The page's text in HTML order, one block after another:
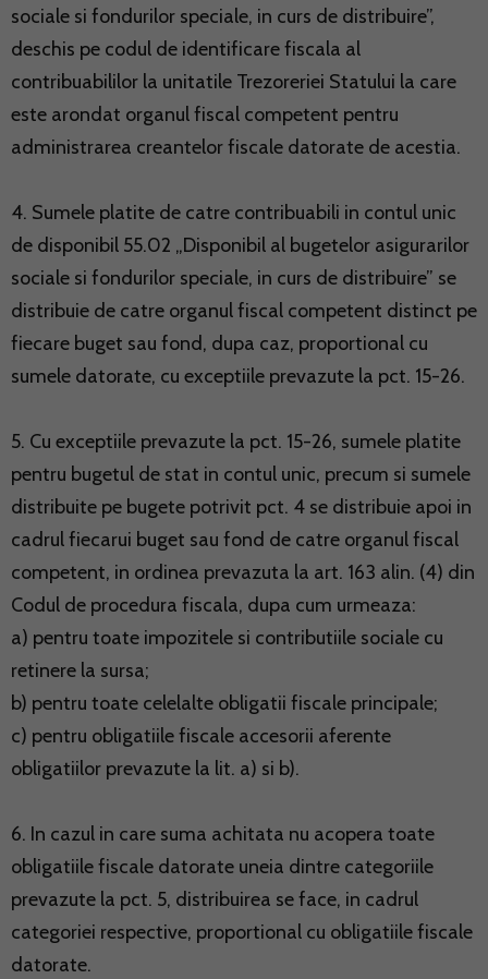
sociale si fondurilor speciale, in curs de distribuire”,
deschis pe codul de identificare fiscala al
contribuabililor la unitatile Trezoreriei Statului la care
este arondat organul fiscal competent pentru
administrarea creantelor fiscale datorate de acestia.
4. Sumele platite de catre contribuabili in contul unic
de disponibil 55.02 „Disponibil al bugetelor asigurarilor
sociale si fondurilor speciale, in curs de distribuire” se
distribuie de catre organul fiscal competent distinct pe
fiecare buget sau fond, dupa caz, proportional cu
sumele datorate, cu exceptiile prevazute la pct. 15-26.
5. Cu exceptiile prevazute la pct. 15-26, sumele platite
pentru bugetul de stat in contul unic, precum si sumele
distribuite pe bugete potrivit pct. 4 se distribuie apoi in
cadrul fiecarui buget sau fond de catre organul fiscal
competent, in ordinea prevazuta la art. 163 alin. (4) din
Codul de procedura fiscala, dupa cum urmeaza:
a) pentru toate impozitele si contributiile sociale cu
retinere la sursa;
b) pentru toate celelalte obligatii fiscale principale;
c) pentru obligatiile fiscale accesorii aferente
obligatiilor prevazute la lit. a) si b).
6. In cazul in care suma achitata nu acopera toate
obligatiile fiscale datorate uneia dintre categoriile
prevazute la pct. 5, distribuirea se face, in cadrul
categoriei respective, proportional cu obligatiile fiscale
datorate.